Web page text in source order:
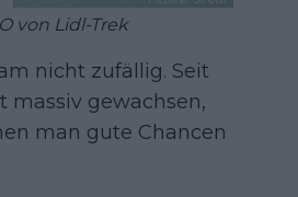
von Lidl-Trek
nicht zufällig. Seit
massiv gewachsen,
man gute Chancen